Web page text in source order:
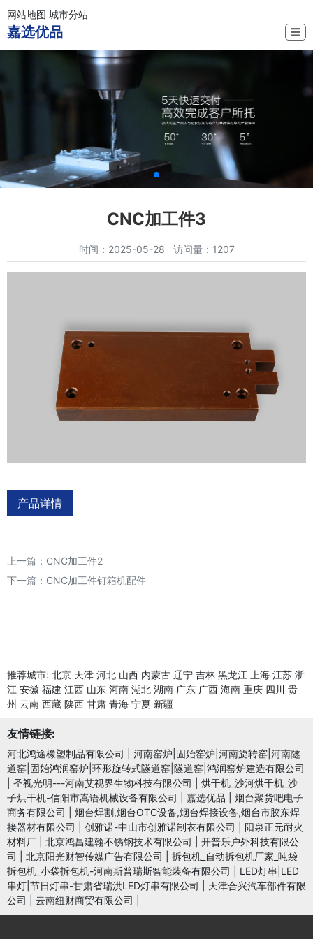
网站地图 城市分站
嘉选优品 ☰
CNC加工件3
时间：2025-05-28 访问量：1207
产品详情
上一篇： CNC加工件2
下一篇： CNC加工件钉箱机配件
推荐城市: 北京 天津 河北 山西 内蒙古 辽宁 吉林 黑龙江 上海 江苏 浙
江 安徽 福建 江西 山东 河南 湖北 湖南 广东 广西 海南 重庆 四川 贵
州 云南 西藏 陕西 甘肃 青海 宁夏 新疆
友情链接:
河北鸿途橡塑制品有限公司
河南窑炉|固始窑炉|河南旋转窑|河南隧
道窑|固始鸿润窑炉|环形旋转式隧道窑|隧道窑|鸿润窑炉建造有限公司
圣视光明---河南艾视界生物科技有限公司
烘干机_沙河烘干机_沙
子烘干机-信阳市嵩语机械设备有限公司
嘉选优品
烟台聚货吧电子
商务有限公司
烟台焊割,烟台OTC设备,烟台焊接设备,烟台市胶东焊
接器材有限公司
创雅诺-中山市创雅诺制衣有限公司
阳泉正元耐火
材料厂
北京鸿昌建翰不锈钢技术有限公司
开普乐户外科技有限公
司
北京阳光财智传媒广告有限公司
拆包机_自动拆包机厂家_吨袋
拆包机_小袋拆包机-河南斯普瑞斯智能装备有限公司
LED灯串|LED
串灯|节日灯串-甘肃省瑞洪LED灯串有限公司
天津合兴汽车部件有限
公司
云南纽财商贸有限公司